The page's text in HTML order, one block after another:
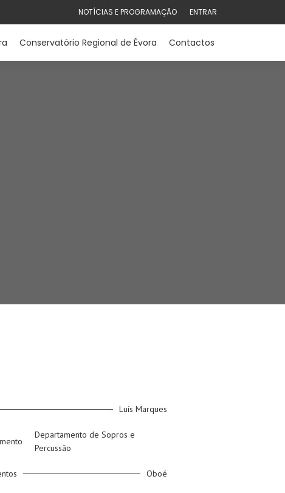
NOTÍCIAS E PROGRAMAÇÃO ENTRAR
Conservatório Regional de Évora Contactos
Luís Marques
Departamento de Sopros e
Percussão
Oboé